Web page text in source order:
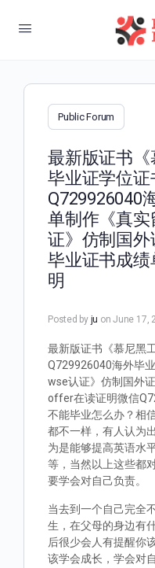
Public Forum
最新版证书
毕业证学位证
Q729926040
单制作《真
证》仿制国
毕业证书成
明
Posted by ju on June 17,
最新版证书《慕尼黑
Q729926040海外毕
wse认证》仿制国外
offer在读证明微信
不能毕业怎么办？相
都不一样，有人认为
为是能够提高英语水
等，当然以上这些都
要学会对自己负责。
当去到一个自己完全
生，在父母的身边有
后很少会人有提醒你
该学会成长，学会对